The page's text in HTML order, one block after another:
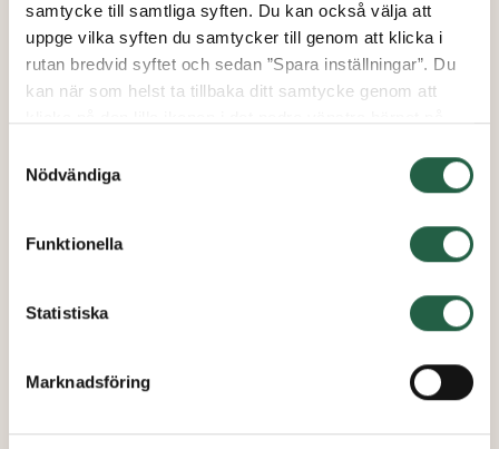
samtycke till samtliga syften. Du kan också välja att
uppge vilka syften du samtycker till genom att klicka i
rutan bredvid syftet och sedan ”Spara inställningar”. Du
kan när som helst ta tillbaka ditt samtycke genom att
använder kakor och andra tekniska lösningar och hur vi
Ta reda på mer om cookies Googles sekretesspolicy
Nödvändiga
Funktionella
Statistiska
Marknadsföring